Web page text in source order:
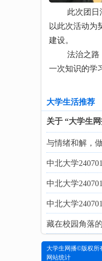
此次团日活
以此次活动为
建设。
法治之路，
一次知识的学
大学生活推荐
关于 “大学生
与情绪和解，
中北大学
中北大学
中北大学
藏在校园角落
大学生网播©版权所
网站统计